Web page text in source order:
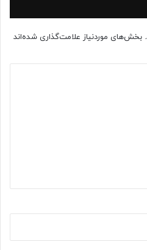
بخش‌های موردنیاز علامت‌گذاری شده‌اند